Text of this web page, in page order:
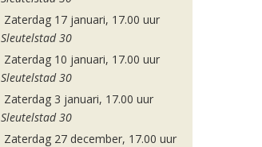
Zaterdag 17 januari, 17.00 uur
Sleutelstad 30
Zaterdag 10 januari, 17.00 uur
Sleutelstad 30
Zaterdag 3 januari, 17.00 uur
Sleutelstad 30
Zaterdag 27 december, 17.00 uur